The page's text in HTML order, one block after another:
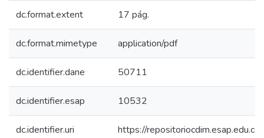
dc.format.extent 17 pág.
dc.format.mimetype application/pdf
dc.identifier.dane 50711
dc.identifier.esap 10532
dc.identifier.uri https://